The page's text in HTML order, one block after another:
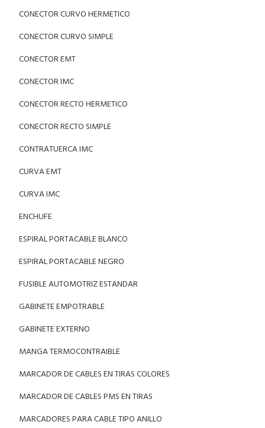
CONECTOR CURVO HERMETICO
CONECTOR CURVO SIMPLE
CONECTOR EMT
CONECTOR IMC
CONECTOR RECTO HERMETICO
CONECTOR RECTO SIMPLE
CONTRATUERCA IMC
CURVA EMT
CURVA IMC
ENCHUFE
ESPIRAL PORTACABLE BLANCO
ESPIRAL PORTACABLE NEGRO
FUSIBLE AUTOMOTRIZ ESTANDAR
GABINETE EMPOTRABLE
GABINETE EXTERNO
MANGA TERMOCONTRAIBLE
MARCADOR DE CABLES EN TIRAS COLORES
MARCADOR DE CABLES PMS EN TIRAS
MARCADORES PARA CABLE TIPO ANILLO